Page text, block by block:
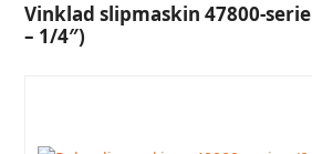
Vinklad slipmaskin 47800-
– 1/4″)